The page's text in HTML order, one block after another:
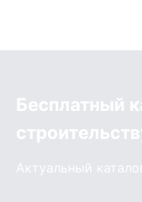
Бесплатный
Актуальный